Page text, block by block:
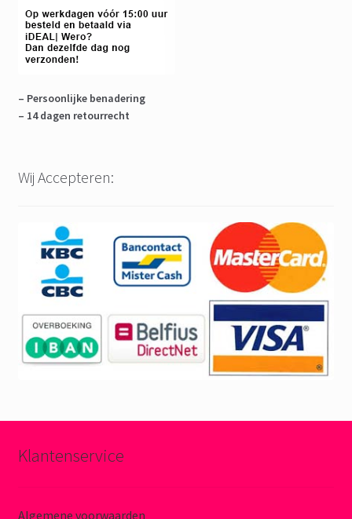
– Persoonlijke benadering
– 14 dagen retourrecht
Wij Accepteren:
Klantenservice
Algemene voorwaarden